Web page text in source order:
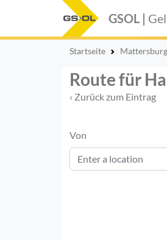
GSOL |
Startseite Mattersburg
Route für
‹ Zurück zum Eintrag
Von